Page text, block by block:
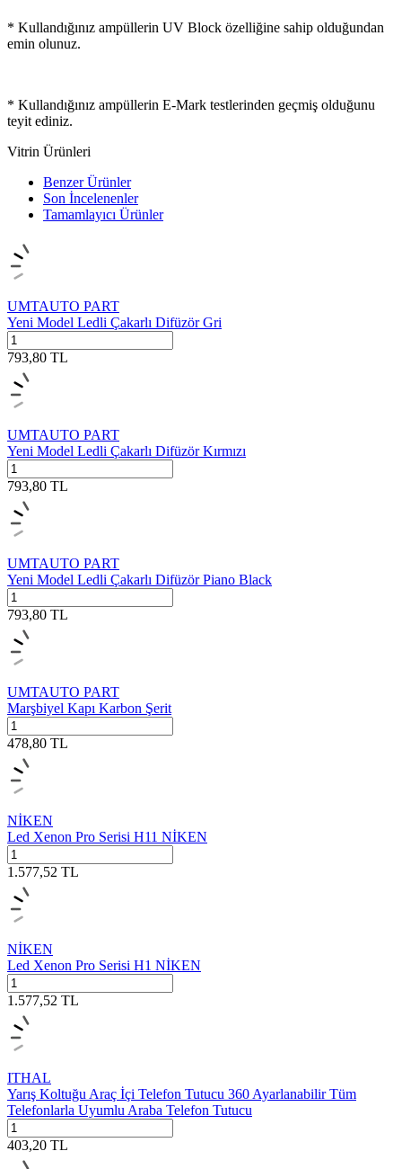
* Kullandığınız ampüllerin UV Block özelliğine sahip olduğundan
emin olunuz.
* Kullandığınız ampüllerin E-Mark testlerinden geçmiş olduğunu
teyit ediniz.
Vitrin Ürünleri
Benzer Ürünler
Son İncelenenler
Tamamlayıcı Ürünler
UMTAUTO PART
Yeni Model Ledli Çakarlı Difüzör Gri
793,80 TL
UMTAUTO PART
Yeni Model Ledli Çakarlı Difüzör Kırmızı
793,80 TL
UMTAUTO PART
Yeni Model Ledli Çakarlı Difüzör Piano Black
793,80 TL
UMTAUTO PART
Marşbiyel Kapı Karbon Şerit
478,80 TL
NİKEN
Led Xenon Pro Serisi H11 NİKEN
1.577,52 TL
NİKEN
Led Xenon Pro Serisi H1 NİKEN
1.577,52 TL
ITHAL
Yarış Koltuğu Araç İçi Telefon Tutucu 360 Ayarlanabilir Tüm
Telefonlarla Uyumlu Araba Telefon Tutucu
403,20 TL